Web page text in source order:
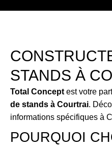
STANDS À
Total Concept est votre
de stands à Courtrai.
informations spécifiques à
POURQUOI